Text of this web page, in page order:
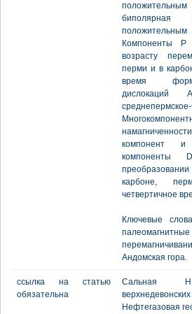
Компоненты
возрасту
перми и в
время
дислокаций
компонент и
компоненты
карбоне,
четвертичное
Ключевые
Андомская гора.
ссылка на статью
обязательна
Сальная
Нефтегазовая